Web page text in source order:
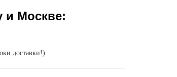
и Москве:
доставки!).